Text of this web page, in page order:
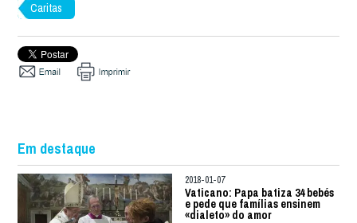
Caritas
Em destaque
2018-01-07
Vaticano: Papa batiza 34 bebés
e pede que famílias ensinem
«dialeto» do amor